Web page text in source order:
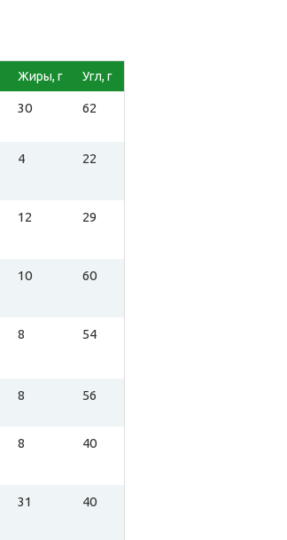
Жиры, г Угл, г
30 62
4 22
12 29
10 60
8 54
8 56
8 40
31 40